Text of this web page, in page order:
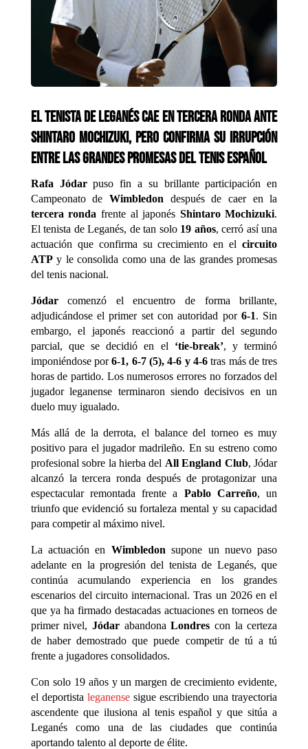
El tenista de Leganés cae en tercera ronda ante
Shintaro Mochizuki, pero confirma su irrupción
entre las grandes promesas del tenis español
Rafa Jódarpuso fin a su brillante participación en
Campeonato deWimbledon después de caer en la
tercera ronda frente al japonés Shintaro Mochizuki.
El tenista de Leganés, de tan solo 19 años, cerró así una
actuación que confirma su crecimiento en elcircuito
ATPy le consolida como una de las grandes promesas
del tenis nacional.
Jódarcomenzó el encuentro de forma brillante,
adjudicándose el primer set con autoridad por 6-1. Sin
embargo, el japonés reaccionó a partir del segundo
parcial, que se decidió en el ‘tie-break’, y terminó
imponiéndose por6-1, 6-7 (5), 4-6 y 4-6tras más de tres
horas de partido. Los numerosos errores no forzados del
jugador leganense terminaron siendo decisivos en un
duelo muy igualado.
Más allá de la derrota, el balance del torneo es muy
positivo para el jugador madrileño. En su estreno como
profesional sobre la hierba del All England Club, Jódar
alcanzó la tercera ronda después de protagonizar una
espectacular remontada frente a Pablo Carreño, un
triunfo que evidenció su fortaleza mental y su capacidad
para competir al máximo nivel.
La actuación en Wimbledon supone un nuevo paso
adelante en la progresión del tenista de Leganés, que
continúa acumulando experiencia en los grandes
escenarios del circuito internacional. Tras un 2026 en el
que ya ha firmado destacadas actuaciones en torneos de
primer nivel,Jódar abandonaLondres con la certeza
de haber demostrado que puede competir de tú a tú
frente a jugadores consolidados.
Con solo 19 años y un margen de crecimiento evidente,
el deportista leganensesigue escribiendo una trayectoria
ascendente que ilusiona al tenis español y que sitúa a
Leganés como una de las ciudades que continúa
aportando talento al deporte de élite.